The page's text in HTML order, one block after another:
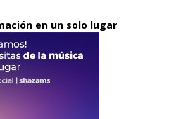
en un solo lugar